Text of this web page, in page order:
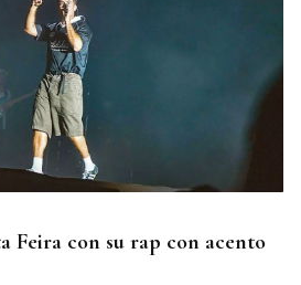
Feira con su rap con acento